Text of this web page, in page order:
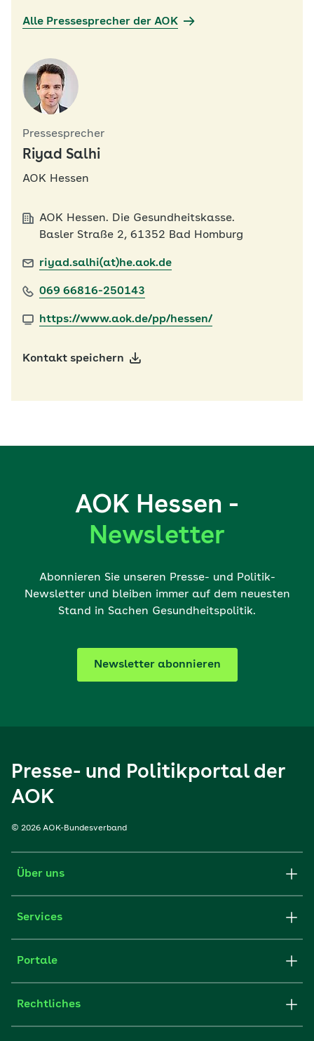
Alle Pressesprecher der AOK
Pressesprecher
Riyad Salhi
AOK Hessen
AOK Hessen. Die Gesundheitskasse.
Basler Straße 2, 61352 Bad Homburg
riyad.salhi(at)he.aok.de
069 66816-250143
https://www.aok.de/pp/hessen/
Kontakt speichern
AOK Hessen -
Newsletter
Abonnieren Sie unseren Presse- und Politik-
Newsletter und bleiben immer auf dem neuesten
Stand in Sachen Gesundheitspolitik.
Newsletter abonnieren
Presse- und Politikportal der
AOK
© 2026 AOK-Bundesverband
Über uns
Services
Portale
Rechtliches